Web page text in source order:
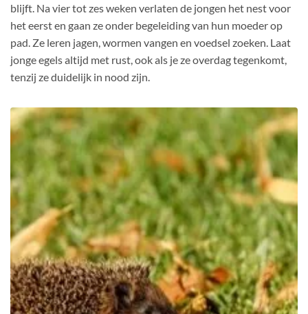
blijft. Na vier tot zes weken verlaten de jongen het nest voor
het eerst en gaan ze onder begeleiding van hun moeder op
pad. Ze leren jagen, wormen vangen en voedsel zoeken. Laat
jonge egels altijd met rust, ook als je ze overdag tegenkomt,
tenzij ze duidelijk in nood zijn.